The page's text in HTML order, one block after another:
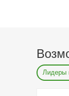
Лидеры